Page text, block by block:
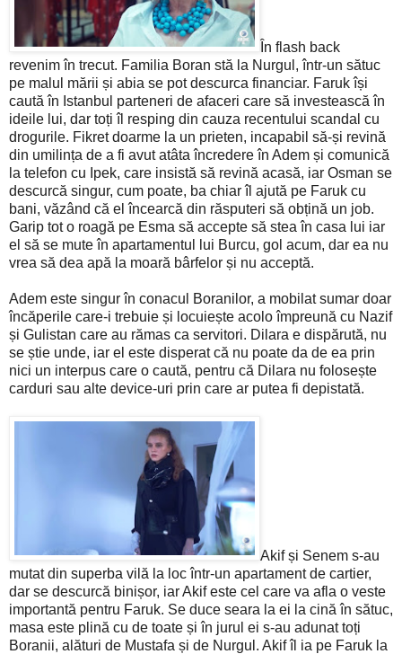
În flash back
revenim în trecut. Familia Boran stă la Nurgul, într-un sătuc
pe malul mării și abia se pot descurca financiar. Faruk își
caută în Istanbul parteneri de afaceri care să investească în
ideile lui, dar toți îl resping din cauza recentului scandal cu
drogurile. Fikret doarme la un prieten, incapabil să-și revină
din umilința de a fi avut atâta încredere în Adem și comunică
la telefon cu Ipek, care insistă să revină acasă, iar Osman se
descurcă singur, cum poate, ba chiar îl ajută pe Faruk cu
bani, văzând că el încearcă din răsputeri să obțină un job.
Garip tot o roagă pe Esma să accepte să stea în casa lui iar
el să se mute în apartamentul lui Burcu, gol acum, dar ea nu
vrea să dea apă la moară bârfelor și nu acceptă.
Adem este singur în conacul Boranilor, a mobilat sumar doar
încăperile care-i trebuie și locuiește acolo împreună cu Nazif
și Gulistan care au rămas ca servitori. Dilara e dispărută, nu
se știe unde, iar el este disperat că nu poate da de ea prin
nici un interpus care o caută, pentru că Dilara nu folosește
carduri sau alte device-uri prin care ar putea fi depistată.
Akif și Senem s-au
mutat din superba vilă la loc într-un apartament de cartier,
dar se descurcă binișor, iar Akif este cel care va afla o veste
importantă pentru Faruk. Se duce seara la ei la cină în sătuc,
masa este plină cu de toate și în jurul ei s-au adunat toți
Boranii, alături de Mustafa și de Nurgul. Akif îl ia pe Faruk la